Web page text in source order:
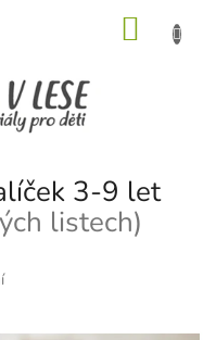
3-9 let
listech)